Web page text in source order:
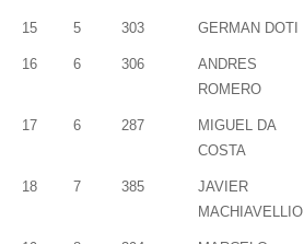
15 5 303 GERMAN DOTI
16 6 306
ANDRES
ROMERO
17 6 287
MIGUEL DA
COSTA
18 7 385
JAVIER
MACHIAVELLIO